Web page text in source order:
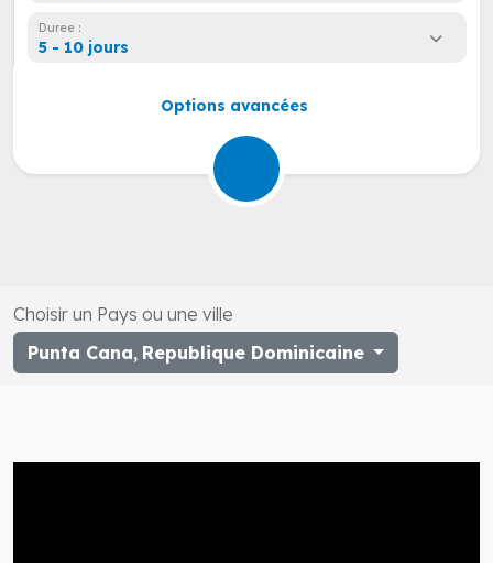
Duree :
5 - 10 jours
Options avancées
Choisir un Pays ou une ville
Punta Cana, Republique Dominicaine